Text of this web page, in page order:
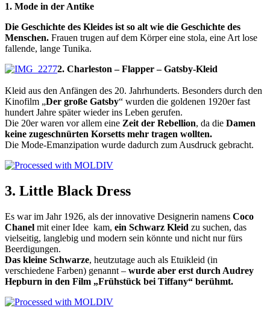
1. Mode in der Antike
Die Geschichte des Kleides ist so alt wie die Geschichte des
Menschen. Frauen trugen auf dem Körper eine stola, eine Art lose
fallende, lange Tunika.
2. Charleston – Flapper – Gatsby-Kleid
Kleid aus den Anfängen des 20. Jahrhunderts. Besonders durch den
Kinofilm „Der große Gatsby“ wurden die goldenen 1920er fast
hundert Jahre später wieder ins Leben gerufen.
Die 20er waren vor allem eine Zeit der Rebellion, da die Damen
keine zugeschnürten Korsetts mehr tragen wollten.
Die Mode-Emanzipation wurde dadurch zum Ausdruck gebracht.
3. Little Black Dress
Es war im Jahr 1926, als der innovative Designerin namens Coco
Chanel mit einer Idee kam, ein Schwarz Kleid zu suchen, das
vielseitig, langlebig und modern sein könnte und nicht nur fürs
Beerdigungen.
Das kleine Schwarze, heutzutage auch als Etuikleid (in
verschiedene Farben) genannt – wurde aber erst durch Audrey
Hepburn in den Film „Frühstück bei Tiffany“ berühmt.